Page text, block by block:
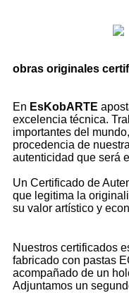
obras originales
En EsKobARTE
excelencia técnica.
importantes del
procedencia de
autenticidad que será
Un Certificado de
que legitima la
su valor artístico y
Nuestros certificados
fabricado con pastas
acompañado de un
Adjuntamos un